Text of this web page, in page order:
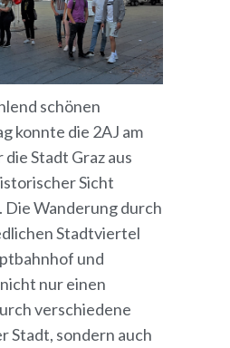
schönen
konnte die 2AJ am
die Stadt Graz aus
Sicht
Die Wanderung durch
Stadtviertel
und
nur einen
verschiedene
Stadt, sondern auch